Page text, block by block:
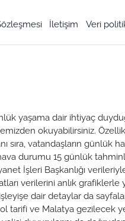
İletişim Veri
yaşama dair ihtiyaç
okuyabilirsiniz.
vatandaşların günlük
durumu 15 günlük
İşleri Başkanlığı
verilerini anlık grafiklerle
dair detaylar da
tarifi ve Malatya gezilecek